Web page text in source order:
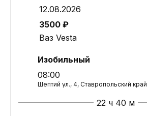
12.08.2026
3500 ₽
Ваз Vesta
Изобильный
08:00
Шептий ул., 4, Ставропольский край
22 ч 40 м